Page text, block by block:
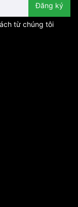
Đăng ký
từ chúng tôi